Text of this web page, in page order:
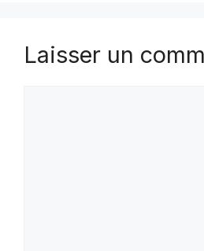
Laisser un